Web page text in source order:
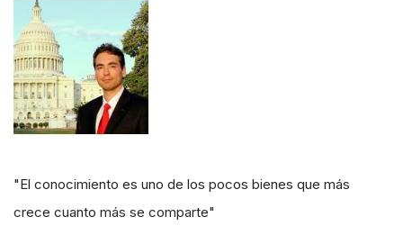
"El conocimiento es uno de los pocos bienes que más
crece cuanto más se comparte"